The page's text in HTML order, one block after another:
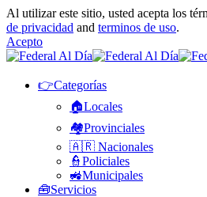
Al utilizar este sitio, usted acepta los
de privacidad and terminos de uso.
Acepto
👉Categorías
🏠Locales
🏘️Provinciales
🇦🇷 Nacionales
👮Policiales
🚜Municipales
🧰Servicios